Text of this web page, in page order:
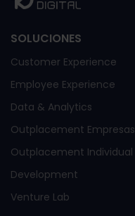
SOLUCIONES
Customer Experience
Employee Experience
Data & Analytics
Outplacement Empresas
Outplacement Individual
Development
Venture Lab